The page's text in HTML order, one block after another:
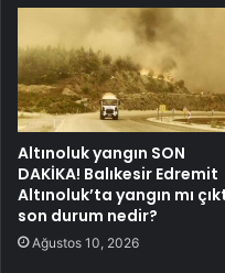
Altınoluk yangın SON
DAKİKA! Balıkesir Edremit
Altınoluk’ta yangın mı
son durum nedir?
Ağustos 10, 2026